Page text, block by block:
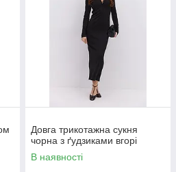
Довга трикотажна сукня
чорна з ґудзиками вгорі
В наявності